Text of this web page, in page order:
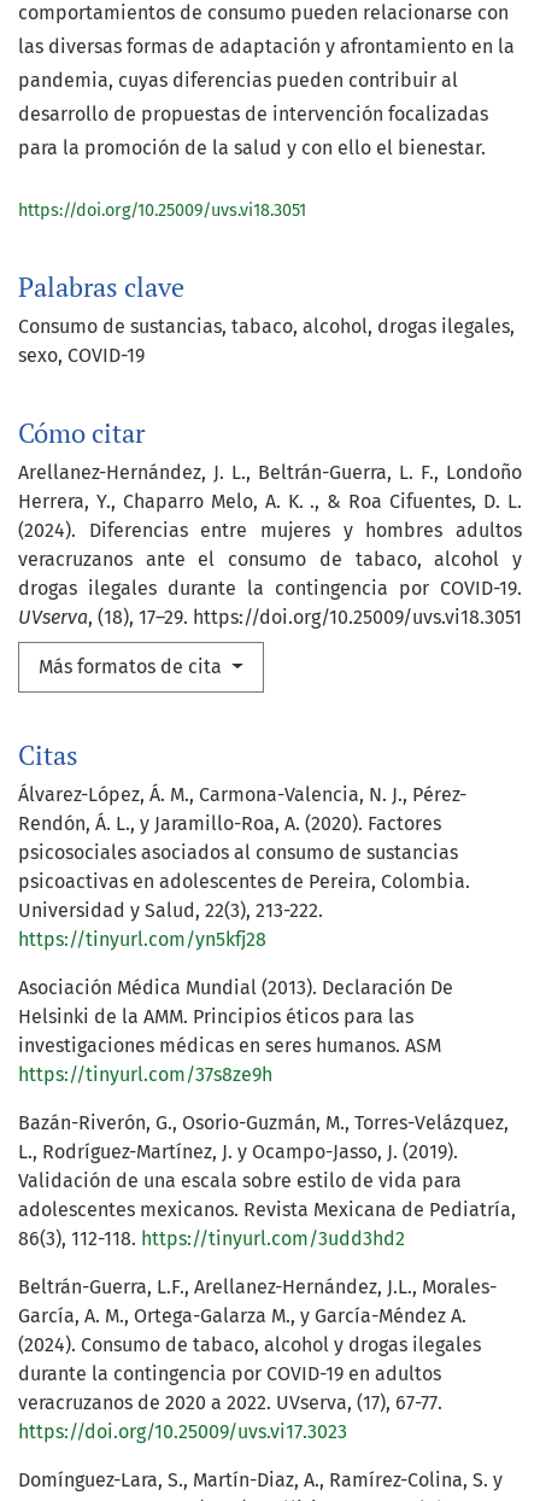
Palabras clave
Consumo de sustancias tabaco alcohol drogas ilegales
sexo COVID-19
Cómo citar
Arellanez-Hernández, J. L., Beltrán-Guerra, L. F., Londoño
Herrera, Y., Chaparro Melo, A. K. ., & Roa Cifuentes, D. L.
(2024). Diferencias entre mujeres y hombres adultos
veracruzanos ante el consumo de tabaco, alcohol y
drogas ilegales durante la contingencia por COVID-19.
UVserva, (18), 17–29. https://doi.org/10.25009/uvs.vi18.3051
Más formatos de cita
comportamientos de consumo pueden relacionarse con
las diversas formas de adaptación y afrontamiento en la
pandemia, cuyas diferencias pueden contribuir al
desarrollo de propuestas de intervención focalizadas
para la promoción de la salud y con ello el bienestar.
https://doi.org/10.25009/uvs.vi18.3051
Citas
Álvarez-López, Á. M., Carmona-Valencia, N. J., Pérez-
Rendón, Á. L., y Jaramillo-Roa, A. (2020). Factores
psicosociales asociados al consumo de sustancias
psicoactivas en adolescentes de Pereira, Colombia.
Universidad y Salud, 22(3), 213-222.
https://tinyurl.com/yn5kfj28
Asociación Médica Mundial (2013). Declaración De
Helsinki de la AMM. Principios éticos para las
investigaciones médicas en seres humanos. ASM
https://tinyurl.com/37s8ze9h
Bazán-Riverón, G., Osorio-Guzmán, M., Torres-Velázquez,
L., Rodríguez-Martínez, J. y Ocampo-Jasso, J. (2019).
Validación de una escala sobre estilo de vida para
adolescentes mexicanos. Revista Mexicana de Pediatría,
86(3), 112-118. https://tinyurl.com/3udd3hd2
Beltrán-Guerra, L.F., Arellanez-Hernández, J.L., Morales-
García, A. M., Ortega-Galarza M., y García-Méndez A.
(2024). Consumo de tabaco, alcohol y drogas ilegales
durante la contingencia por COVID-19 en adultos
veracruzanos de 2020 a 2022. UVserva, (17), 67-77.
https://doi.org/10.25009/uvs.vi17.3023
Domínguez-Lara, S., Martín-Diaz, A., Ramírez-Colina, S. y